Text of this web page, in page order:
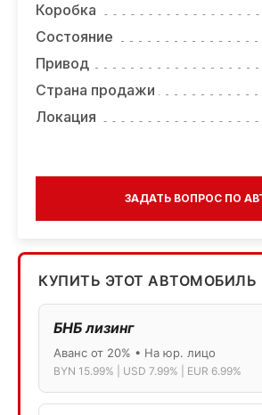
Коробка
Состояние
Привод
Страна продажи
Локация
ЗАДАТЬ ВОПРОС ПО
КУПИТЬ ЭТОТ АВТОМОБИЛЬ
БНБ лизинг
Аванс от 20% • На юр. лицо
BYN 15.99% | USD 7.99% | EUR 6.99%